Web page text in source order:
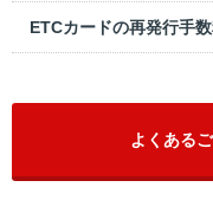
ETCカードの再発行手
よくある